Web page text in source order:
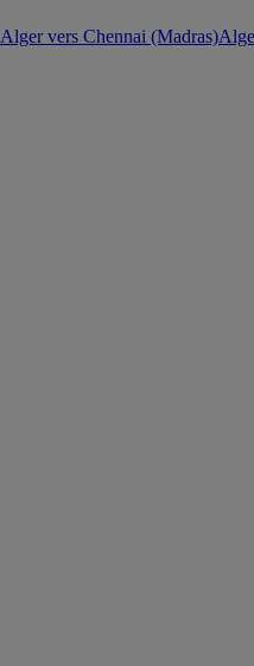
Alger vers Chennai (Madras)